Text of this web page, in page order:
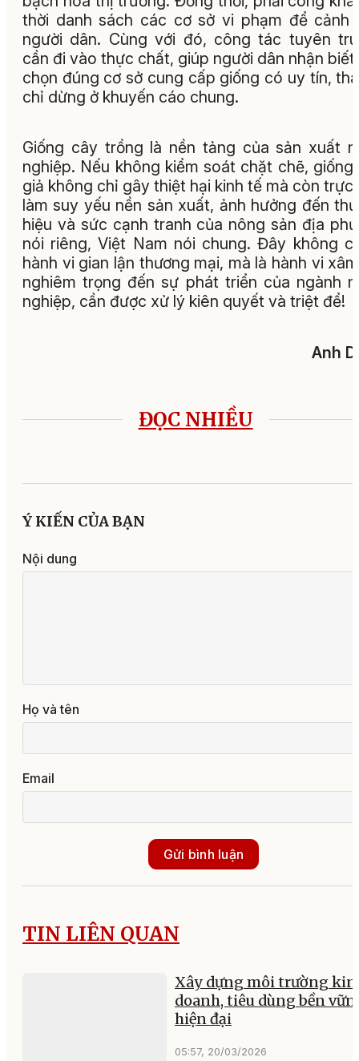
thời danh sách các cơ sở vi phạm để cảnh
người dân. Cùng với đó, công tác tuyên
cần đi vào thực chất, giúp người dân nhận
chọn đúng cơ sở cung cấp giống có uy tín,
chỉ dừng ở khuyến cáo chung.
Giống cây trồng là nền tảng của sản xuất
nghiệp. Nếu không kiểm soát chặt chẽ, giống
giả không chỉ gây thiệt hại kinh tế mà còn trực
làm suy yếu nền sản xuất, ảnh hưởng đến
hiệu và sức cạnh tranh của nông sản địa
nói riêng, Việt Nam nói chung. Đây không
hành vi gian lận thương mại, mà là hành vi
nghiêm trọng đến sự phát triển của ngành
nghiệp, cần được xử lý kiên quyết và triệt để!
Anh
ĐỌC NHIỀU
Ý KIẾN CỦA BẠN
Nội dung
Họ và tên
Email
Gửi bình luận
TIN LIÊN QUAN
Xây dựng môi trường
doanh, tiêu dùng bền
hiện đại
05:57, 20/03/2026